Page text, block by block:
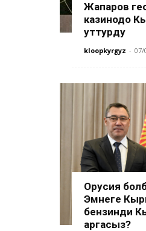
Жапаров
казинодо
уттурду
kloopkyrgyz - 07/
Орусия
Эмнеге
бензинди
аргасыз?